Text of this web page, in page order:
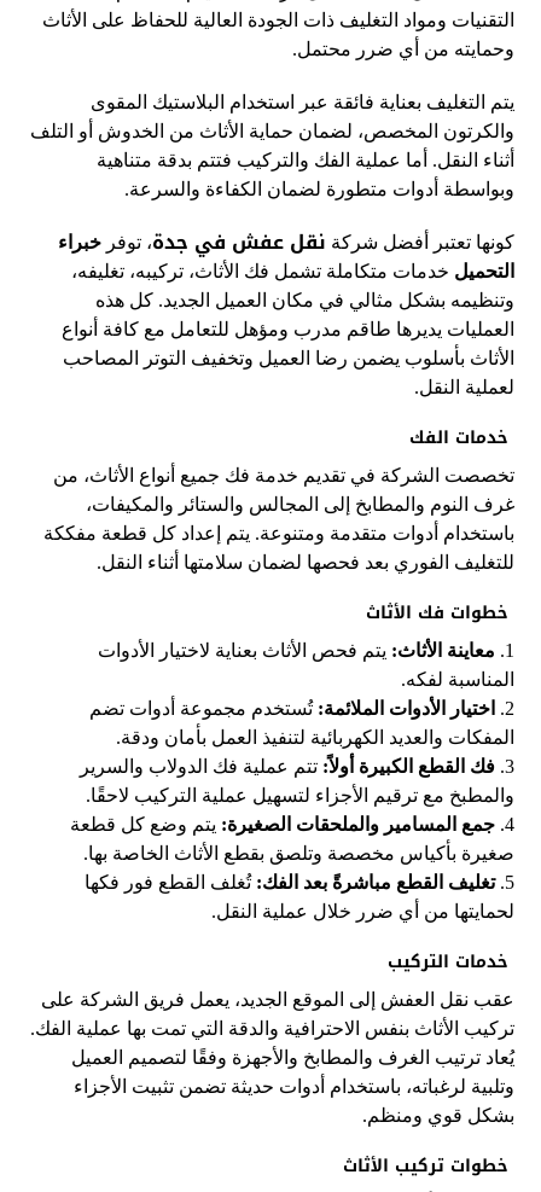
التقنيات ومواد التغليف ذات الجودة العالية للحفاظ على الأثاث
وحمايته من أي ضرر محتمل.
يتم التغليف بعناية فائقة عبر استخدام البلاستيك المقوى
والكرتون المخصص، لضمان حماية الأثاث من الخدوش أو التلف
أثناء النقل. أما عملية الفك والتركيب فتتم بدقة متناهية
وبواسطة أدوات متطورة لضمان الكفاءة والسرعة.
كونها تعتبر أفضل شركة نقل عفش في جدة، توفرخبراء
التحميل خدمات متكاملة تشمل فك الأثاث، تركيبه، تغليفه،
وتنظيمه بشكل مثالي في مكان العميل الجديد. كل هذه
العمليات يديرها طاقم مدرب ومؤهل للتعامل مع كافة أنواع
الأثاث بأسلوب يضمن رضا العميل وتخفيف التوتر المصاحب
لعملية النقل.
خدمات الفك
تخصصت الشركة في تقديم خدمة فك جميع أنواع الأثاث، من
غرف النوم والمطابخ إلى المجالس والستائر والمكيفات،
باستخدام أدوات متقدمة ومتنوعة. يتم إعداد كل قطعة مفككة
للتغليف الفوري بعد فحصها لضمان سلامتها أثناء النقل.
خطوات فك الأثاث
1. معاينة الأثاث: يتم فحص الأثاث بعناية لاختيار الأدوات
المناسبة لفكه.
2.
اختيار الأدوات الملائمة: تُستخدم مجموعة أدوات تضم
المفكات والعديد الكهربائية لتنفيذ العمل بأمان ودقة.
3. فك القطع الكبيرة أولاً: تتم عملية فك الدولاب والسرير
والمطبخ مع ترقيم الأجزاء لتسهيل عملية التركيب لاحقًا.
4. جمع المسامير والملحقات الصغيرة: يتم وضع كل قطعة
صغيرة بأكياس مخصصة وتلصق بقطع الأثاث الخاصة بها.
5. تغليف القطع مباشرةً بعد الفك: تُغلف القطع فور فكها
لحمايتها من أي ضرر خلال عملية النقل.
خدمات التركيب
عقب نقل العفش إلى الموقع الجديد، يعمل فريق الشركة على
تركيب الأثاث بنفس الاحترافية والدقة التي تمت بها عملية الفك.
يُعاد ترتيب الغرف والمطابخ والأجهزة وفقًا لتصميم العميل
وتلبية لرغباته، باستخدام أدوات حديثة تضمن تثبيت الأجزاء
بشكل قوي ومنظم.
خطوات تركيب الأثاث